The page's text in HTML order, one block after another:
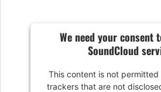
We need your consent
SoundCloud
This content is not
trackers that are not